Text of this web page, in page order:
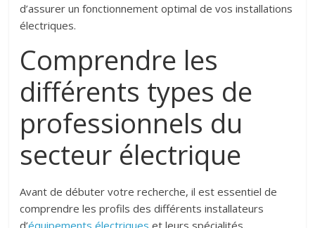
d’assurer un fonctionnement optimal de vos installations
électriques.
Comprendre les
différents types de
professionnels du
secteur électrique
Avant de débuter votre recherche, il est essentiel de
comprendre les profils des différents installateurs